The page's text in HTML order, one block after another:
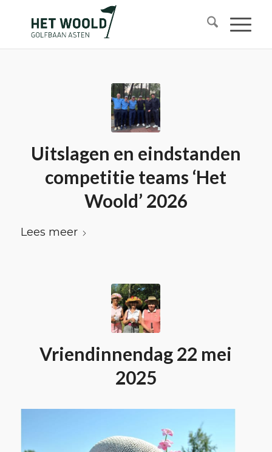
Uitslagen en eindstanden
competitie teams ‘Het
Woold’ 2026
Lees meer
Vriendinnendag 22 mei
2025